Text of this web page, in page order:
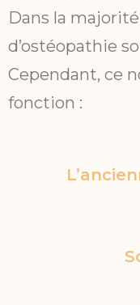
Dans la majorité
d’ostéopathie
Cependant, ce
fonction :